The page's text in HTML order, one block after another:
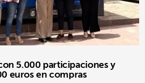
5.000 participaciones y
euros en compras